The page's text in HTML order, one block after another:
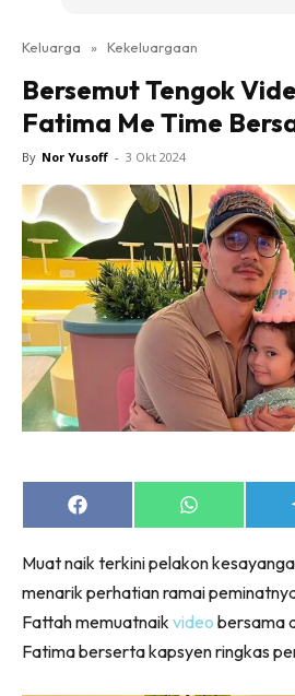
Keluarga » Kekeluargaan
Bersemut Tengok
Fatima Me Time
By Nor Yusoff - 3 Okt 2024
Share
on
Share
on
Muat naik terkini pelakon
menarik perhatian ramai
Fattah memuatnaik video bersama
Fatima berserta kapsyen ringkas